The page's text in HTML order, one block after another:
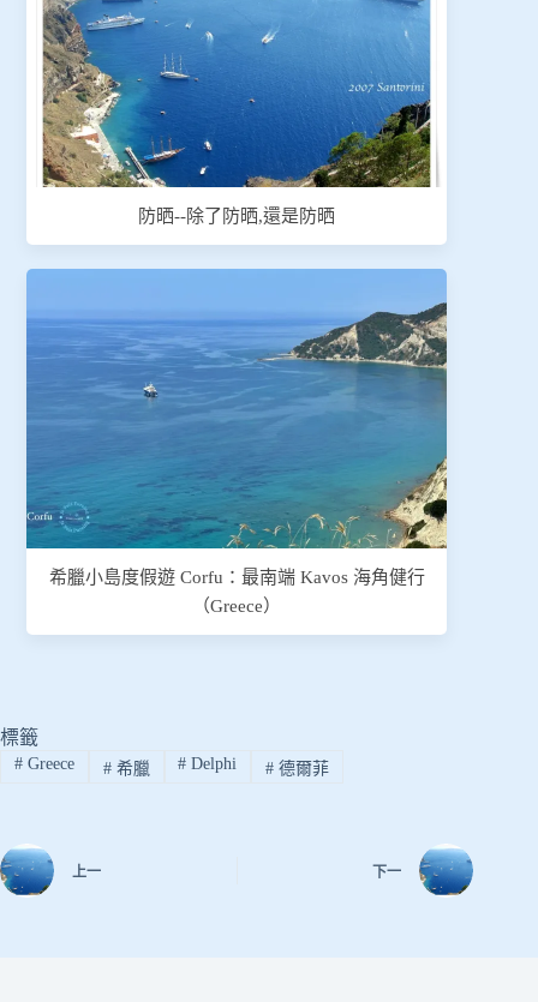
防晒--除了防晒,還是防晒
希臘小島度假遊 Corfu：最南端 Kavos 海角健行
（Greece）
標籤
#Greece #希臘 # Delphi # 德爾菲
上一 下一